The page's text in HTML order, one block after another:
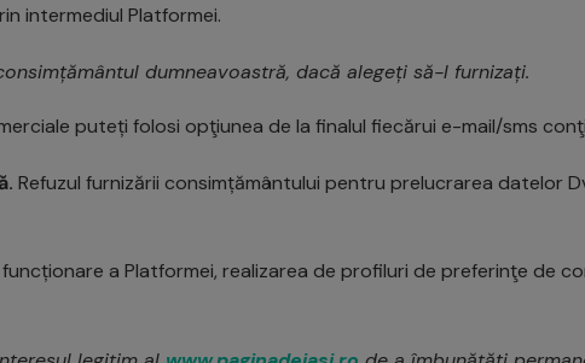
intermediul Platformei.
dumneavoastră, dacă alegeți să-l furnizați.
puteți folosi opţiunea de la finalul fiecărui e-mail/sms
Refuzul furnizării consimțământului pentru prelucrarea datelor
a Platformei, realizarea de profiluri de preferinţe de